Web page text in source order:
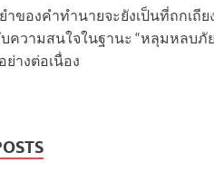
ของคำทำนายจะยังเป็นที่ถกเถี
ความสนใจในฐานะ “หลุมหลบ
ย่างต่อเนื่อง